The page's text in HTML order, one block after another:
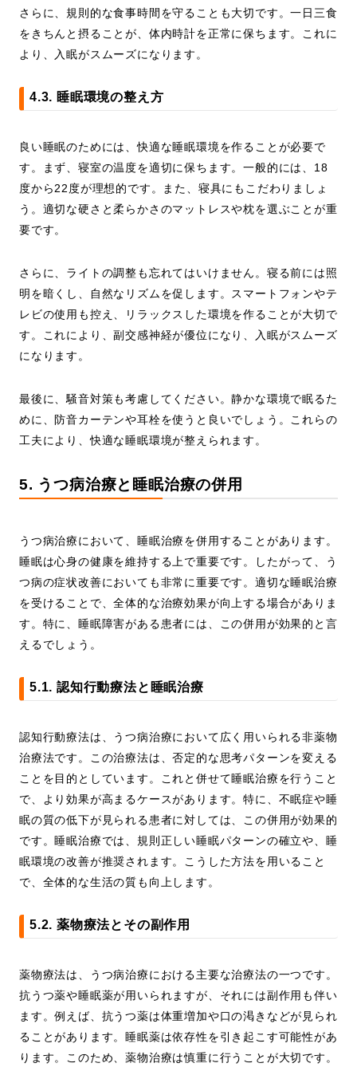
さらに、規則的な食事時間を守ることも大切です。一日三食
をきちんと摂ることが、体内時計を正常に保ちます。これに
より、入眠がスムーズになります。
4.3. 睡眠環境の整え方
良い睡眠のためには、快適な睡眠環境を作ることが必要で
す。まず、寝室の温度を適切に保ちます。一般的には、18
度から22度が理想的です。また、寝具にもこだわりましょ
う。適切な硬さと柔らかさのマットレスや枕を選ぶことが重
要です。
さらに、ライトの調整も忘れてはいけません。寝る前には照
明を暗くし、自然なリズムを促します。スマートフォンやテ
レビの使用も控え、リラックスした環境を作ることが大切で
す。これにより、副交感神経が優位になり、入眠がスムーズ
になります。
最後に、騒音対策も考慮してください。静かな環境で眠るた
めに、防音カーテンや耳栓を使うと良いでしょう。これらの
工夫により、快適な睡眠環境が整えられます。
5. うつ病治療と睡眠治療の併用
うつ病治療において、睡眠治療を併用することがあります。
睡眠は心身の健康を維持する上で重要です。したがって、う
つ病の症状改善においても非常に重要です。適切な睡眠治療
を受けることで、全体的な治療効果が向上する場合がありま
す。特に、睡眠障害がある患者には、この併用が効果的と言
えるでしょう。
5.1. 認知行動療法と睡眠治療
認知行動療法は、うつ病治療において広く用いられる非薬物
治療法です。この治療法は、否定的な思考パターンを変える
ことを目的としています。これと併せて睡眠治療を行うこと
で、より効果が高まるケースがあります。特に、不眠症や睡
眠の質の低下が見られる患者に対しては、この併用が効果的
です。睡眠治療では、規則正しい睡眠パターンの確立や、睡
眠環境の改善が推奨されます。こうした方法を用いること
で、全体的な生活の質も向上します。
5.2. 薬物療法とその副作用
薬物療法は、うつ病治療における主要な治療法の一つです。
抗うつ薬や睡眠薬が用いられますが、それには副作用も伴い
ます。例えば、抗うつ薬は体重増加や口の渇きなどが見られ
ることがあります。睡眠薬は依存性を引き起こす可能性があ
ります。このため、薬物治療は慎重に行うことが大切です。